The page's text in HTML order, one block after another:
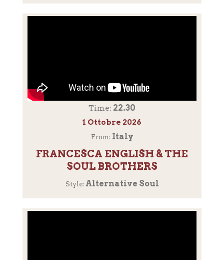
Time: 22.30
1 Ottobre 2026
From: Italy
FRANCESCA ENGLISH & THE
SOUL BROTHERS
Style: Alternative Soul